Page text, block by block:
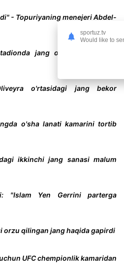
- Topuriyaning menejeri Abdel-
jang o'tkazish istagida
o'rtasidagi jang bekor
o'sha lanati kamarini tortib
ikkinchi jang sanasi malum
"Islam Yen Gerrini parterga
orzu qilingan jang haqida gapirdi
UFC chempionlik kamaridan
sportuz.tv
Would like to